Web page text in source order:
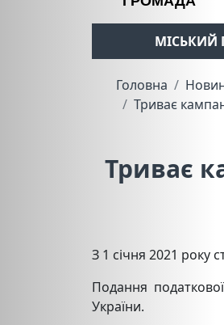
МІСЬКИЙ
Головна
Триває
Триває
З 1 січня 2021 року
Подання
України.